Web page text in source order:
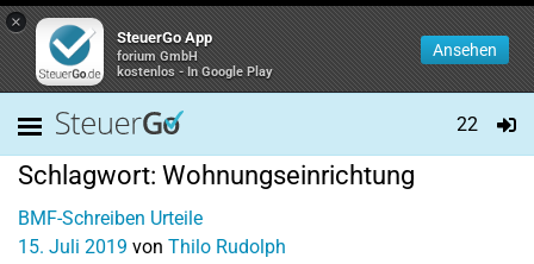
×
SteuerGo App
forium GmbH
kostenlos - In Google Play
Ansehen
22
Schlagwort: Wohnungseinrichtung
BMF-Schreiben Urteile
15. Juli 2019 von Thilo Rudolph